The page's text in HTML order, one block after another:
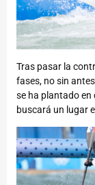
Tras pasar la
fases, no sin
se ha plantado en
buscará un lugar